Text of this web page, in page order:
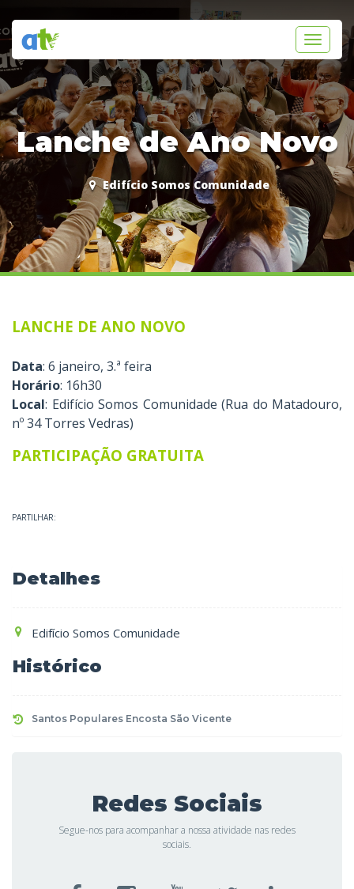
Toggle
Lanche de Ano Novo
Edifício Somos Comunidade
LANCHE DE ANO NOVO
Data: 6 janeiro, 3.ª feira
Horário: 16h30
Local: Edifício Somos Comunidade (Rua do Matadouro,
nº 34 Torres Vedras)
PARTICIPAÇÃO GRATUITA
PARTILHAR:
Detalhes
Edifício Somos Comunidade
Histórico
Santos Populares Encosta São Vicente
Redes Sociais
Segue-nos para acompanhar a nossa atividade nas redes
sociais.